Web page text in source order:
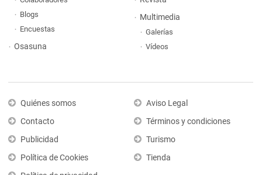
Blogs
Encuestas
Osasuna
Multimedia
Galerías
Vídeos
Quiénes somos
Contacto
Publicidad
Política de Cookies
Aviso Legal
Términos y condiciones
Turismo
Tienda